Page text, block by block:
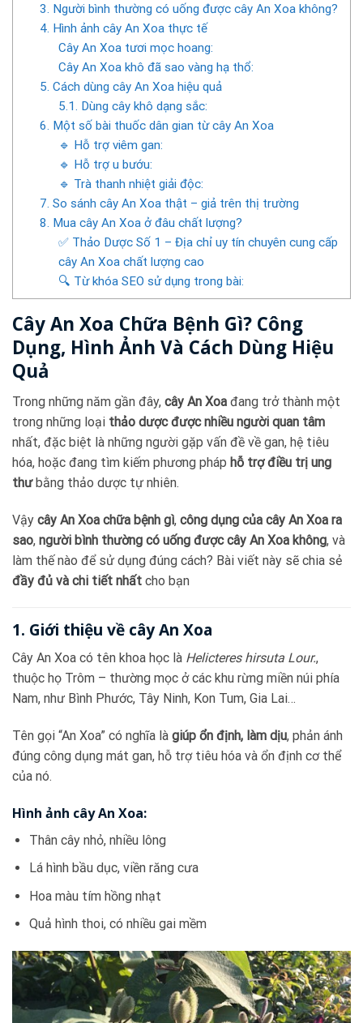
3. Người bình thường có uống được cây An Xoa không?
4. Hình ảnh cây An Xoa thực tế
Cây An Xoa tươi mọc hoang:
Cây An Xoa khô đã sao vàng hạ thổ:
5. Cách dùng cây An Xoa hiệu quả
5.1. Dùng cây khô dạng sắc:
6. Một số bài thuốc dân gian từ cây An Xoa
🔹 Hỗ trợ viêm gan:
🔹 Hỗ trợ u bướu:
🔹 Trà thanh nhiệt giải độc:
7. So sánh cây An Xoa thật – giả trên thị trường
8. Mua cây An Xoa ở đâu chất lượng?
✅ Thảo Dược Số 1 – Địa chỉ uy tín chuyên cung cấp
cây An Xoa chất lượng cao
🔍 Từ khóa SEO sử dụng trong bài:
Cây An Xoa Chữa Bệnh Gì? Công
Dụng, Hình Ảnh Và Cách Dùng Hiệu
Quả
Trong những năm gần đây, cây An Xoa đang trở thành một
trong những loại thảo dược được nhiều người quan tâm
nhất, đặc biệt là những người gặp vấn đề về gan, hệ tiêu
hóa, hoặc đang tìm kiếm phương pháp hỗ trợ điều trị ung
thưbằng thảo dược tự nhiên.
Vậy cây An Xoa chữa bệnh gì, công dụng của cây An Xoa ra
sao, người bình thường có uống được cây An Xoa không, và
làm thế nào để sử dụng đúng cách? Bài viết này sẽ chia sẻ
đầy đủ và chi tiết nhất cho bạn
1. Giới thiệu về cây An Xoa
Cây An Xoa có tên khoa học là Helicteres hirsuta Lour.,
thuộc họ Trôm – thường mọc ở các khu rừng miền núi phía
Nam, như Bình Phước, Tây Ninh, Kon Tum, Gia Lai…
Tên gọi “An Xoa” có nghĩa là giúp ổn định, làm dịu, phản ánh
đúng công dụng mát gan, hỗ trợ tiêu hóa và ổn định cơ thể
của nó.
Hình ảnh cây An Xoa:
Thân cây nhỏ, nhiều lông
Lá hình bầu dục, viền răng cưa
Hoa màu tím hồng nhạt
Quả hình thoi, có nhiều gai mềm